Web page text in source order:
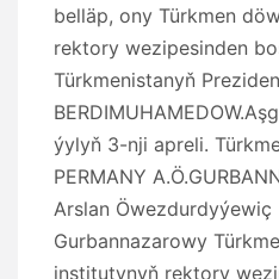
belläp, ony Türkmen
rektory wezipesinden
Türkmenistanyň
ýylyň 3-nji apreli.
PERMANY
Arslan Öwezdurdyýewiç
Gurbannazarowy
institutynyň rektory